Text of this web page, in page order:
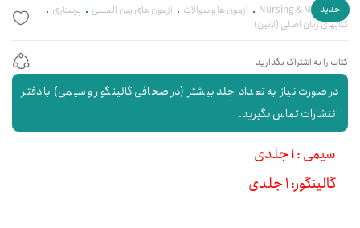
جدید
Nursing & Midwifery آزمون ها و سوالات آزمون های بین المللی
پرستاری
کتابهای زبان اصلی (لاتین)
کتاب را به اشتراک بگذارید
در صورت نیاز به تعداد جلد بیشتر (در صحافی گالینگور و سیمی) با دفتر
انتشارات تماس بگیرید.
سیمی : 1 جلدی
گالینگور: 1 جلدی